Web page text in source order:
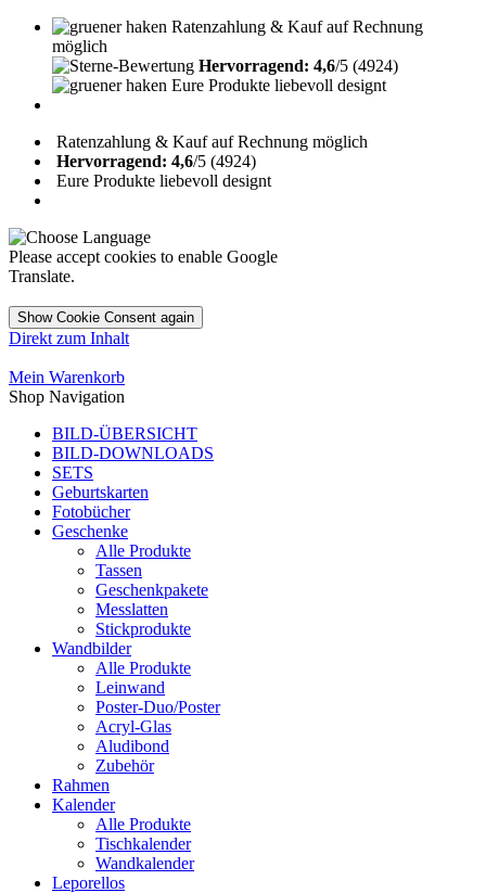
Ratenzahlung & Kauf auf Rechnung
möglich
Hervorragend: 4,6/5 (4924)
Eure Produkte liebevoll designt
Ratenzahlung & Kauf auf Rechnung möglich
Hervorragend: 4,6/5 (4924)
Eure Produkte liebevoll designt
Please accept cookies to enable Google
Translate.
Show Cookie Consent again
Direkt zum Inhalt
Mein Warenkorb
Shop Navigation
BILD-ÜBERSICHT
BILD-DOWNLOADS
SETS
Geburtskarten
Fotobücher
Geschenke
Alle Produkte
Tassen
Geschenkpakete
Messlatten
Stickprodukte
Wandbilder
Alle Produkte
Leinwand
Poster-Duo/Poster
Acryl-Glas
Aludibond
Zubehör
Rahmen
Kalender
Alle Produkte
Tischkalender
Wandkalender
Leporellos